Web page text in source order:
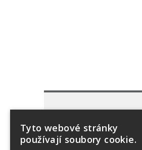
Tyto webové stránky
používají soubory cookie.